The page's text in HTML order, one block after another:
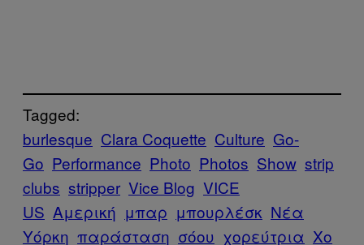
Tagged:
burlesque Clara Coquette Culture Go-
Go Performance Photo Photos Show strip
clubs stripper Vice Blog VICE
US Αμερική μπαρ μπουρλέσκ Νέα
Υόρκη παράσταση σόου χορεύτρια Χο